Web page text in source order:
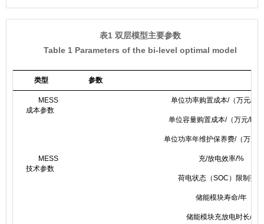
表1 双层模型主要参数
Table 1 Parameters of the bi-level optimal model
类型 参数
MESS
成本参数
单位功率购置成本/（万元/
单位容量购置成本/（万元/
单位功率年维护保养费/（万元/
MESS
技术参数
充/放电效率/%
荷电状态（SOC）限制范围
储能模块寿命/年
储能模块充放电时长/h